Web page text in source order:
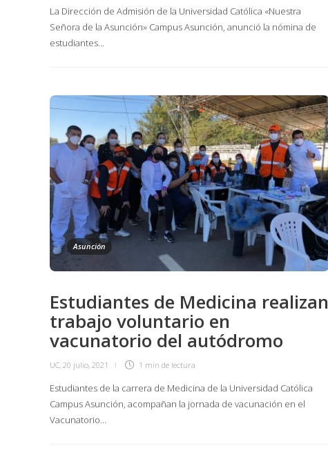
La Dirección de Admisión de la Universidad Católica «Nuestra
Señora de la Asunción» Campus Asunción, anunció la nómina de
estudiantes…
Asunción
Estudiantes de Medicina realizan
trabajo voluntario en
vacunatorio del autódromo
UC, 20 julio, 2021 1 min de lectura
Estudiantes de la carrera de Medicina de la Universidad Católica
Campus Asunción, acompañan la jornada de vacunación en el
Vacunatorio…